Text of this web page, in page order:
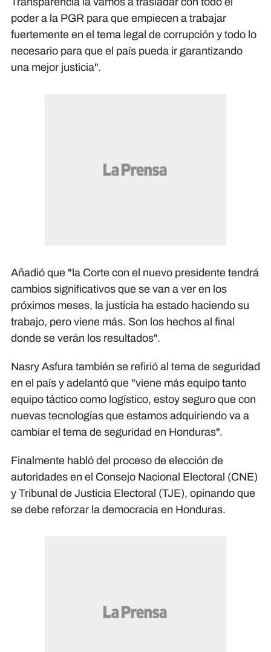
poder a la PGR para que empiecen a trabajar
fuertemente en el tema legal de corrupción y todo lo
necesario para que el país pueda ir garantizando
una mejor justicia".
Añadió que "la Corte con el nuevo presidente tendrá
cambios significativos que se van a ver en los
próximos meses, la justicia ha estado haciendo su
trabajo, pero viene más. Son los hechos al final
donde se verán los resultados".
Nasry Asfura también se refirió al tema de seguridad
en el país y adelantó que "viene más equipo tanto
equipo táctico como logístico, estoy seguro que con
nuevas tecnologías que estamos adquiriendo va a
cambiar el tema de seguridad en Honduras".
Finalmente habló del proceso de elección de
autoridades en el Consejo Nacional Electoral (CNE)
y Tribunal de Justicia Electoral (TJE), opinando que
se debe reforzar la democracia en Honduras.